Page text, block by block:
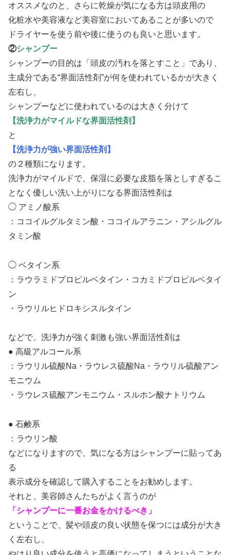
オススメなのと、さらに乾燥が気になる方は頭皮用の
化粧水や美容液など美容室においてあることが多いので
ドライヤーを使う前や後に使うのも良いと思います。
②シャンプー
シャンプーの目的は「頭皮の汚れを落とすこと」であり、
主成分である“界面活性剤”が何を使われているかが大きく
左右し、
シャンプーなどに使われているのは大きく分けて
【洗浄力がマイルドな界面活性剤】
と
【洗浄力が強い界面活性剤】
の２種類になります。
洗浄力がマイルドで、保湿に必要な皮脂を落としすぎるこ
となく優しい洗い上がりになる界面活性剤は
◯ アミノ酸系
：ココイルグルタミン酸・ココイルアラニン・アシルグル
タミン酸
◯ ベタイン系
：ラウラミドプロピルベタイン・コカミドプロピルベタイ
ン
・ラウリルヒドロキシスルタイン
などで、洗浄力が強く刺激も強い界面活性剤は
● 高級アルコール系
：ラウリル硫酸Na・ラウレス硫酸Na・ラウリル硫酸アン
モニウム
・ラウレス硫酸アンモニウム・スルホン酸ナトリウム
● 石鹸系
：ラウリン酸
などになりますので、気になる方はシャンプーに貼ってあ
る
表示成分を確認して購入することをお勧めします。
それと、美容師さんたちがよく言うのが
「シャンプーに一番お金をかけるべき」
ということで、髪や頭皮の良い状態を保つには成分が大き
く左右し、